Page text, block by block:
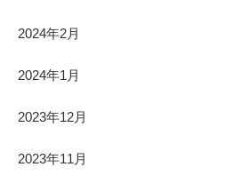
2024年2月
2024年1月
2023年12月
2023年11月